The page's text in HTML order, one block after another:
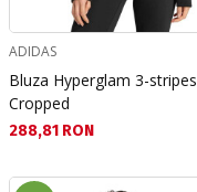
ADIDAS
Bluza Hyperglam 3-stripes
Cropped
Текуща цена:
288,81 RON